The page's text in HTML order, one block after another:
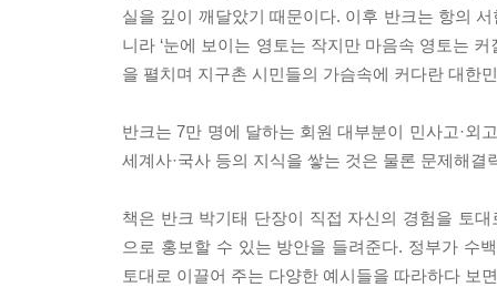
실을 깊이 깨달았기 때문이다. 이후 반크는 항의
니라 ‘눈에 보이는 영토는 작지만 마음속 영토는
을 펼치며 지구촌 시민들의 가슴속에 커다란 대한
반크는 7만 명에 달하는 회원 대부분이 민사고·외
세계사·국사 등의 지식을 쌓는 것은 물론 문제해결
책은 반크 박기태 단장이 직접 자신의 경험을 토
으로 홍보할 수 있는 방안을 들려준다. 정부가 수
토대로 이끌어 주는 다양한 예시들을 따라하다 보